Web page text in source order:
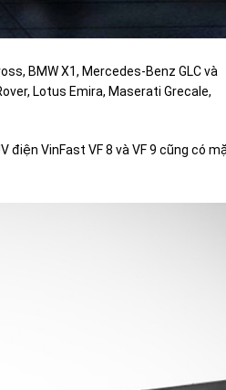
BMW X1, Mercedes-Benz GLC và
Lotus Emira, Maserati Grecale,
điện VinFast VF 8 và VF 9 cũng có